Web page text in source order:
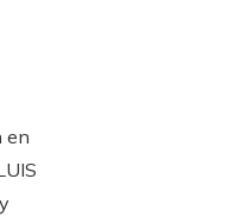
en